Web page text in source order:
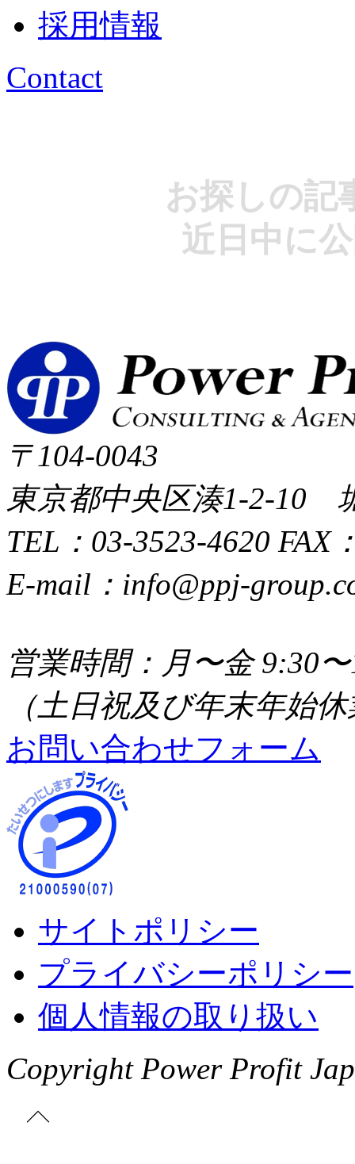
採用情報
Contact
お探しの記
近日中に
〒104-0043
東京都中央区湊1-2-10
TEL：03-3523-4620 FAX
E-mail：info@ppj-
営業時間：月〜金 9:30
（土日祝及び年末年始
お問い合わせフォーム
サイトポリシー
プライバシーポリシー
個人情報の取り扱い
Copyright Power Profit